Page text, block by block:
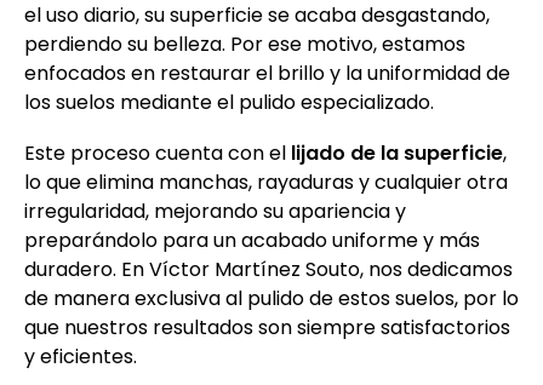
el uso diario, su superficie se acaba desgastando,
perdiendo su belleza. Por ese motivo, estamos
enfocados en restaurar el brillo y la uniformidad de
los suelos mediante el pulido especializado.
Este proceso cuenta con el lijado de la superficie,
lo que elimina manchas, rayaduras y cualquier otra
irregularidad, mejorando su apariencia y
preparándolo para un acabado uniforme y más
duradero. En Víctor Martínez Souto, nos dedicamos
de manera exclusiva al pulido de estos suelos, por lo
que nuestros resultados son siempre satisfactorios
y eficientes.